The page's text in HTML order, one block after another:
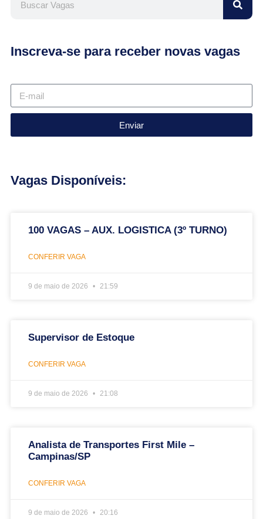
Inscreva-se para receber novas vagas
Enviar
Vagas Disponíveis:
100 VAGAS – AUX. LOGISTICA (3º TURNO)
CONFERIR VAGA
9 de maio de 2026 21:59
Supervisor de Estoque
CONFERIR VAGA
9 de maio de 2026 21:08
Analista de Transportes First Mile –
Campinas/SP
CONFERIR VAGA
9 de maio de 2026 20:16